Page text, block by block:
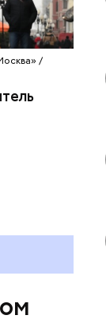
/
0,47
Еще
свыше
4,2